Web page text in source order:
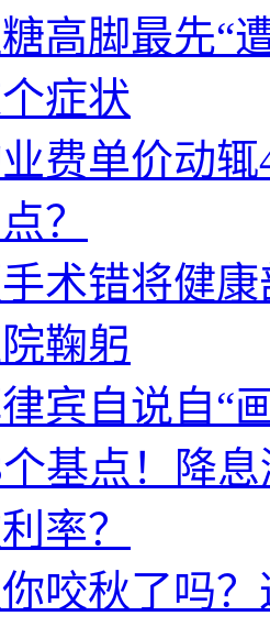
高脚最先“
症状
费单价动
？
术错将健
鞠躬
宾自说自“
基点！降
率？
咬秋了吗